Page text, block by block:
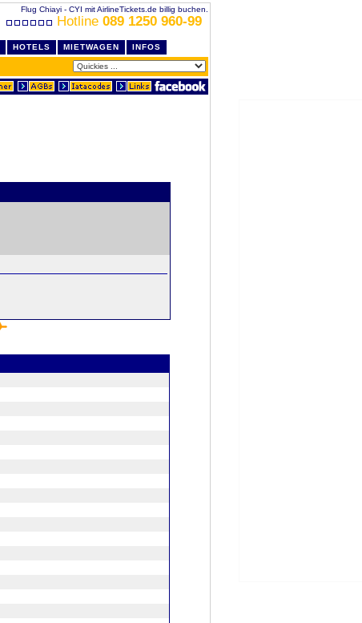
Flug Chiayi - CYI mit AirlineTickets.de billig buchen.
Hotline 089 1250 960-99
HOTELS MIETWAGEN INFOS